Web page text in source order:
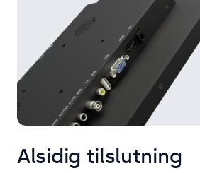
Alsidig tilslutning